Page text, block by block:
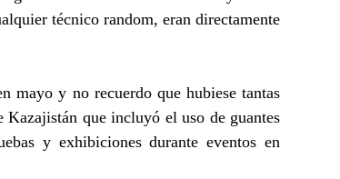
técnico random, eran directamente
mayo y no recuerdo que hubiese tantas
Kazajistán que incluyó el uso de guantes
y exhibiciones durante eventos en